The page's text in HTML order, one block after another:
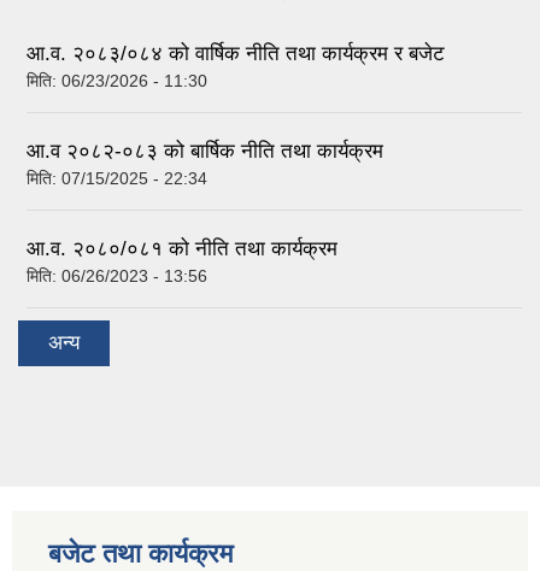
आ.व. २०८३/०८४ को वार्षिक नीति तथा कार्यक्रम र बजेट
मिति: 06/23/2026 - 11:30
आ.व २०८२-०८३ को बार्षिक नीति तथा कार्यक्रम
मिति: 07/15/2025 - 22:34
आ.व. २०८०/०८१ को नीति तथा कार्यक्रम
मिति: 06/26/2023 - 13:56
अन्य
बजेट तथा कार्यक्रम